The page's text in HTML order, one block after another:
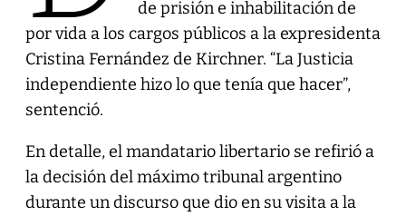
de prisión e inhabilitación de
por vida a los cargos públicos a la expresidenta
Cristina Fernández de Kirchner. “La Justicia
independiente hizo lo que tenía que hacer”,
sentenció.
En detalle, el mandatario libertario se refirió a
la decisión del máximo tribunal argentino
durante un discurso que dio en su visita a la